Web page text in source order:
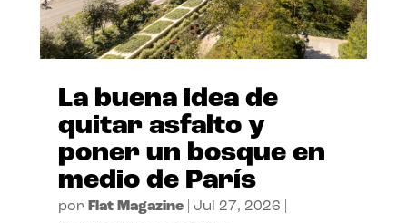
La buena idea de
quitar asfalto y
poner un bosque en
medio de París
por Flat Magazine| Jul 27, 2026